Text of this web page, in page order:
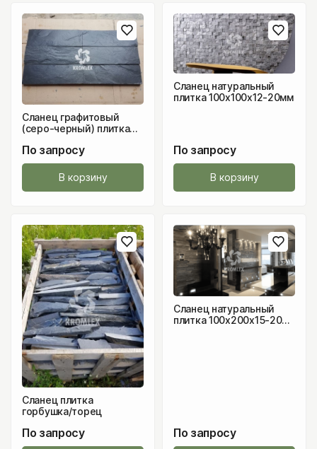
Сланец графитовый
(серо-черный) плитка
По запросу
В корзину
Сланец натуральный
плитка 100х100х12-20мм
По запросу
В корзину
Сланец плитка
горбушка/торец
По запросу
Сланец натуральный
плитка 100х200х15-20
По запросу